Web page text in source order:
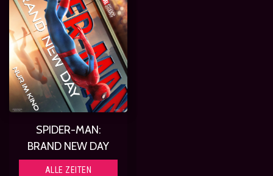
SPIDER-MAN:
BRAND NEW DAY
ALLE ZEITEN